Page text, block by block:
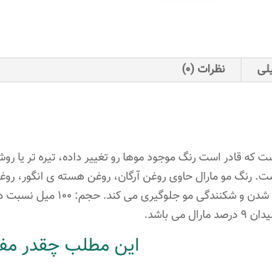
نظرات (0)
که قادر است رنگ موجود موها رو تغییر داده، تیره تر
رنگ مو مارال حاوی روغن آرگان، روغن هسته ی انگور،
این مطلب چقدر